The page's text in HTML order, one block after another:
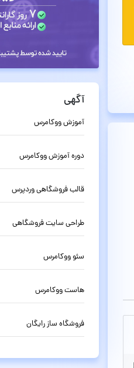
آگهی
آموزش ووکامرس
دوره آموزش ووکامرس
قالب فروشگاهی وردپرس
طراحی سایت فروشگاهی
سئو ووکامرس
هاست ووکامرس
فروشگاه ساز رایگان